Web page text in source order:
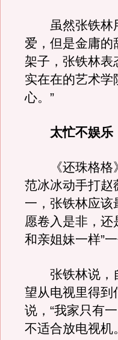
虽然张铁林用
爱，但是金庸的
架子，张铁林表
实在在的艺术
心。”
太忙不娱乐
《还珠格格》
范冰冰动手打赵
一，张铁林应
愿卷入是非，还
和亲姐妹一样”一
张铁林说，自
望从电视里得到
说，“我家只有
不适合放电视机